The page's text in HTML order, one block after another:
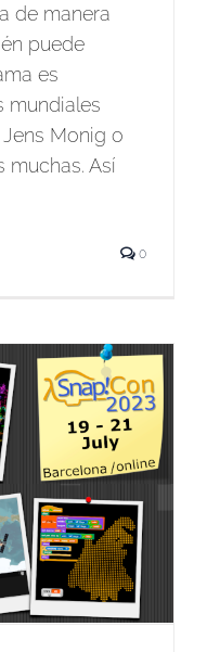
de manera
puede
es
mundiales
Monig o
muchas. Así
0